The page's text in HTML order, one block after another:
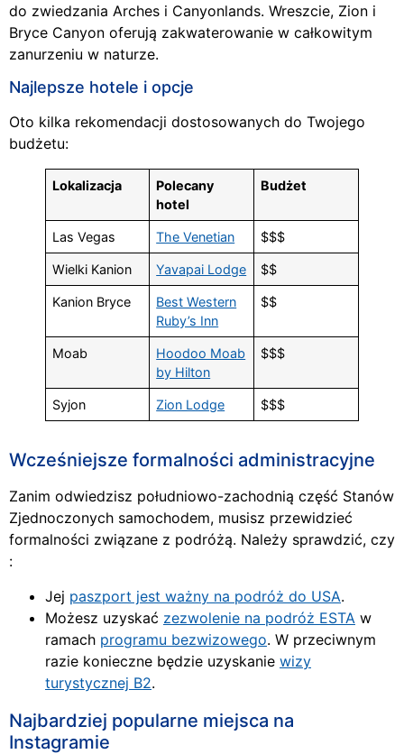
do zwiedzania Arches i Canyonlands. Wreszcie, Zion i
Bryce Canyon oferują zakwaterowanie w całkowitym
zanurzeniu w naturze.
Najlepsze hotele i opcje
Oto kilka rekomendacji dostosowanych do Twojego
budżetu:
Lokalizacja
Polecany
hotel
Budżet
Las Vegas The Venetian $$$
Wielki Kanion Yavapai Lodge $$
Kanion Bryce
Best Western
Ruby’s Inn
$$
Moab
Hoodoo Moab
by Hilton
$$$
Syjon Zion Lodge $$$
Wcześniejsze formalności administracyjne
Zanim odwiedzisz południowo-zachodnią część Stanów
Zjednoczonych samochodem, musisz przewidzieć
formalności związane z podróżą. Należy sprawdzić, czy
:
Jej paszport jest ważny na podróż do USA.
Możesz uzyskać zezwolenie na podróż ESTA w
ramach programu bezwizowego. W przeciwnym
razie konieczne będzie uzyskanie wizy
turystycznej B2.
Najbardziej popularne miejsca na
Instagramie